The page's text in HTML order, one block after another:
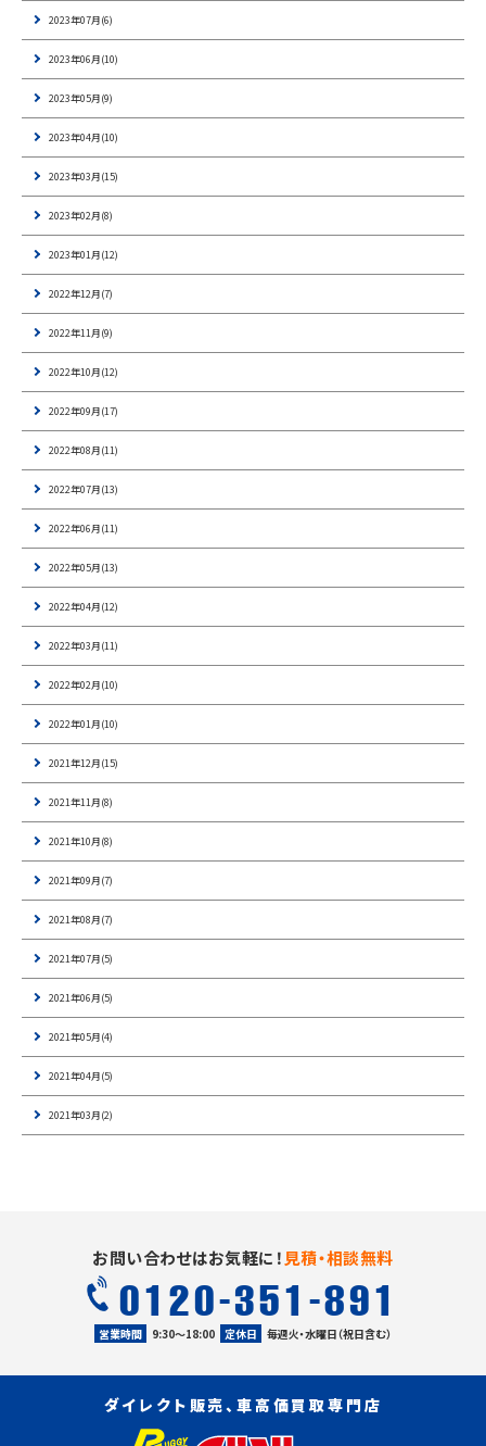
2023年07月(6)
2023年06月(10)
2023年05月(9)
2023年04月(10)
2023年03月(15)
2023年02月(8)
2023年01月(12)
2022年12月(7)
2022年11月(9)
2022年10月(12)
2022年09月(17)
2022年08月(11)
2022年07月(13)
2022年06月(11)
2022年05月(13)
2022年04月(12)
2022年03月(11)
2022年02月(10)
2022年01月(10)
2021年12月(15)
2021年11月(8)
2021年10月(8)
2021年09月(7)
2021年08月(7)
2021年07月(5)
2021年06月(5)
2021年05月(4)
2021年04月(5)
2021年03月(2)
お問い合わせはお気軽に！ 見積・相談無料
0120-351-891
営業時間 9:30〜18:00 定休日 毎週火・水曜日（祝日含む）
ダイレクト販売、車高価買取専門店